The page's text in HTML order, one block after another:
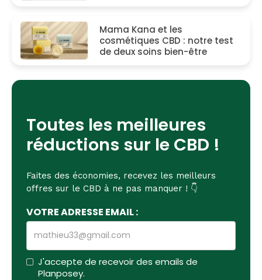
Toutes les meilleures
réductions sur le CBD !
Faites des économies, recevez les meilleurs
offres sur le CBD à ne pas manquer ! 👇
VOTRE ADRESSE EMAIL :
J'accepte de recevoir des emails de
Planposey.
Mama Kana et les
cosmétiques CBD : notre test
de deux soins bien-être